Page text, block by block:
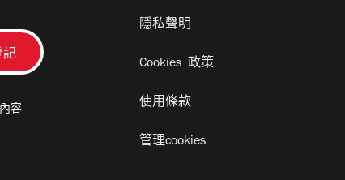
內容
隱私聲明
Cookies 政策
使用條款
管理cookies